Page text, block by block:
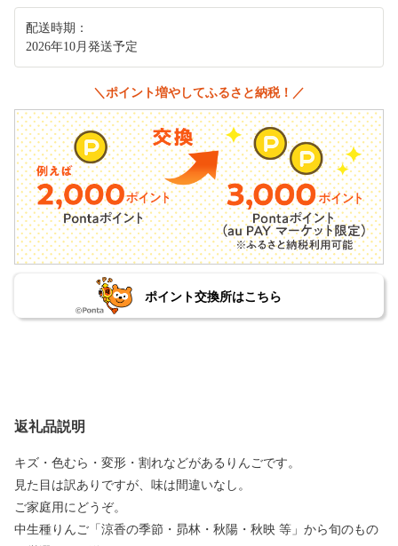
配送時期：
2026年10月発送予定
＼ポイント増やしてふるさと納税！／
ポイント交換所はこちら
返礼品説明
キズ・色むら・変形・割れなどがあるりんごです。
見た目は訳ありですが、味は間違いなし。
ご家庭用にどうぞ。
中生種りんご「涼香の季節・昴林・秋陽・秋映 等」から旬のもの